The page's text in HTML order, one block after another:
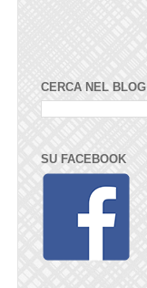
CERCA NEL BLOG
SU FACEBOOK